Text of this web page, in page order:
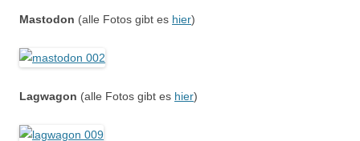
Mastodon (alle Fotos gibt es hier)
Lagwagon (alle Fotos gibt es hier)